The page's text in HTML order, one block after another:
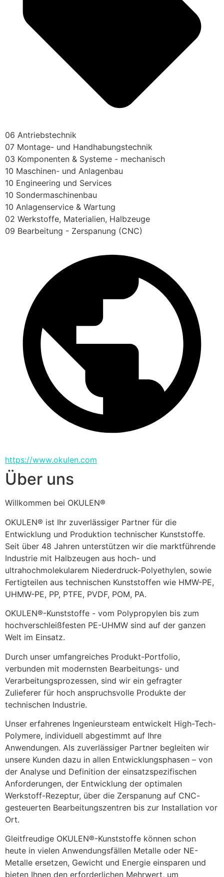
06 Antriebstechnik
07 Montage- und Handhabungstechnik
03 Komponenten & Systeme - mechanisch
10 Maschinen- und Anlagenbau
10 Engineering und Services
10 Sondermaschinenbau
10 Anlagenservice & Wartung
02 Werkstoffe, Materialien, Halbzeuge
09 Bearbeitung - Zerspanung (CNC)
https://www.okulen.com
Über uns
Willkommen bei OKULEN®
OKULEN® ist Ihr zuverlässiger Partner für die
Entwicklung und Produktion technischer Kunststoffe.
Seit über 48 Jahren unterstützen wir die marktführende
Industrie mit Halbzeugen aus hoch- und
ultrahochmolekularem Niederdruck-Polyethylen, sowie
Fertigteilen aus technischen Kunststoffen wie HMW-PE,
UHMW-PE, PP, PTFE, PVDF, POM, PA.
OKULEN®-Kunststoffe - vom Polypropylen bis zum
hochverschleißfesten PE-UHMW sind auf der ganzen
Welt im Einsatz.
Durch unser umfangreiches Produkt-Portfolio,
verbunden mit modernsten Bearbeitungs- und
Verarbeitungsprozessen, sind wir ein gefragter
Zulieferer für hoch anspruchsvolle Produkte der
technischen Industrie.
Unser erfahrenes Ingenieursteam entwickelt High-Tech-
Polymere, individuell abgestimmt auf Ihre
Anwendungen. Als zuverlässiger Partner begleiten wir
unsere Kunden dazu in allen Entwicklungsphasen – von
der Analyse und Definition der einsatzspezifischen
Anforderungen, der Entwicklung der optimalen
Werkstoff-Rezeptur, über die Zerspanung auf CNC-
gesteuerten Bearbeitungszentren bis zur Installation vor
Ort.
Gleitfreudige OKULEN®-Kunststoffe können schon
heute in vielen Anwendungsfällen Metalle oder NE-
Metalle ersetzen, Gewicht und Energie einsparen und
bieten Ihnen den erforderlichen Mehrwert, um